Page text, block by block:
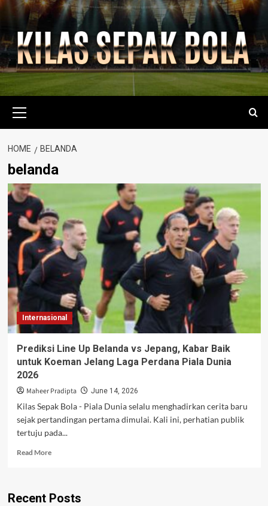
Skip
content
Menu
HOME BELANDA
belanda
Internasional
Prediksi Line Up Belanda vs Jepang, Kabar Baik
untuk Koeman Jelang Laga Perdana Piala Dunia
2026
Maheer Pradipta June 14, 2026
Kilas Sepak Bola - Piala Dunia selalu menghadirkan cerita baru
sejak pertandingan pertama dimulai. Kali ini, perhatian publik
tertuju pada...
Read MoreRead
Line
Recent Posts